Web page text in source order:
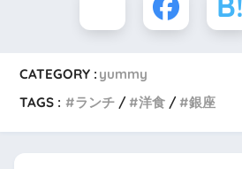
CATEGORY : yummy
TAGS :
ランチ 洋食 銀座